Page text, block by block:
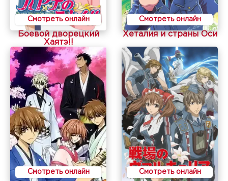
Смотреть онлайн
Боевой дворецкий
Хаятэ!!
Смотреть онлайн
Хеталия и страны Оси
Смотреть онлайн Смотреть онлайн